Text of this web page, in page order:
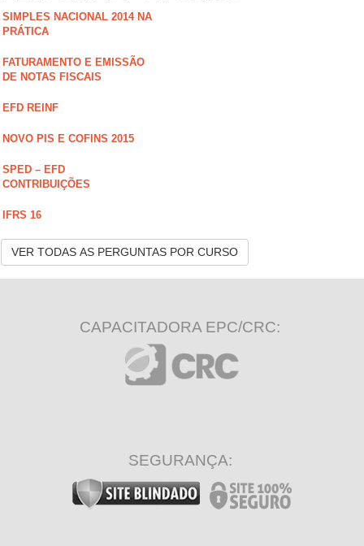
SIMPLES NACIONAL 2014 NA
PRÁTICA
FATURAMENTO E EMISSÃO
DE NOTAS FISCAIS
EFD REINF
NOVO PIS E COFINS 2015
SPED – EFD
CONTRIBUIÇÕES
IFRS 16
VER TODAS AS PERGUNTAS POR CURSO
CAPACITADORA EPC/CRC:
SEGURANÇA: